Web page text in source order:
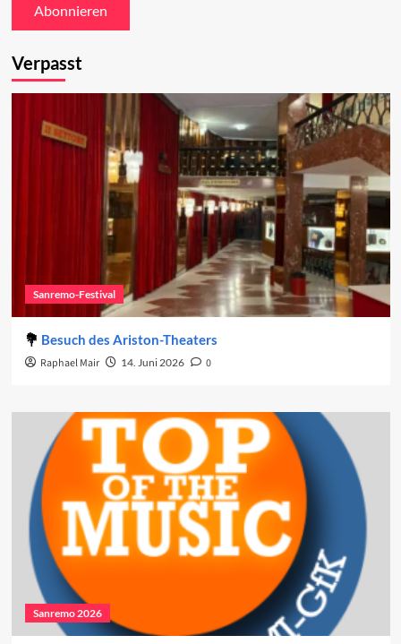
Verpasst
Sanremo-Festival
Besuch des Ariston-Theaters
Raphael Mair 14. Juni 2026 0
Sanremo 2026